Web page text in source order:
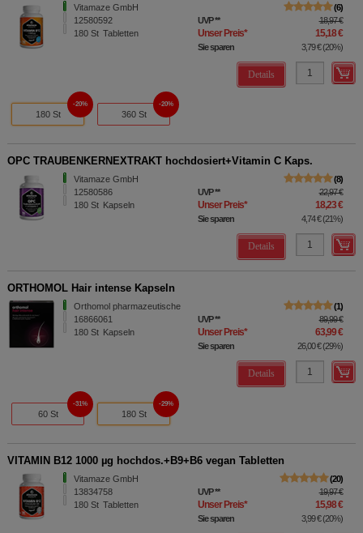
Vitamaze GmbH
12580592
180 St Tabletten
6
UVP** 18,97 €
Unser Preis* 15,18 €
Sie sparen 3,79 €(20%)
Details
180 St
20%
360 St
20%
OPC TRAUBENKERNEXTRAKT hochdosiert+Vitamin C Kaps.
Vitamaze GmbH
12580586
180 St Kapseln
8
UVP** 22,97 €
Unser Preis* 18,23 €
Sie sparen 4,74 €(21%)
Details
ORTHOMOL Hair intense Kapseln
Orthomol pharmazeutische
16866061
180 St Kapseln
1
UVP** 89,99 €
Unser Preis* 63,99 €
Sie sparen 26,00 €(29%)
Details
60 St
31%
180 St
29%
VITAMIN B12 1000 µg hochdos.+B9+B6 vegan Tabletten
Vitamaze GmbH
13834758
180 St Tabletten
20
UVP** 19,97 €
Unser Preis* 15,98 €
Sie sparen 3,99 €(20%)